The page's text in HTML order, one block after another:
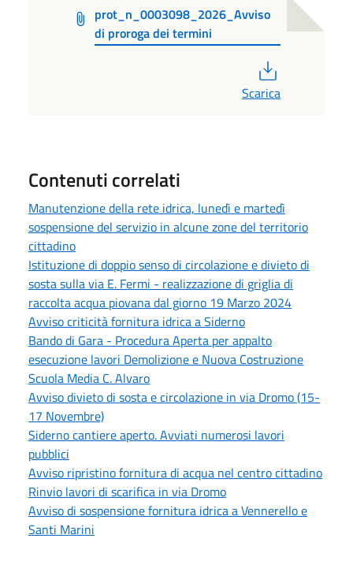
prot_n_0003098_2026_Avviso
di proroga dei termini
Scarica
Contenuti correlati
Manutenzione della rete idrica, lunedì e martedì
sospensione del servizio in alcune zone del territorio
cittadino
Istituzione di doppio senso di circolazione e divieto di
sosta sulla via E. Fermi - realizzazione di griglia di
raccolta acqua piovana dal giorno 19 Marzo 2024
Avviso criticità fornitura idrica a Siderno
Bando di Gara - Procedura Aperta per appalto
esecuzione lavori Demolizione e Nuova Costruzione
Scuola Media C. Alvaro
Avviso divieto di sosta e circolazione in via Dromo (15-
17 Novembre)
Siderno cantiere aperto. Avviati numerosi lavori
pubblici
Avviso ripristino fornitura di acqua nel centro cittadino
Rinvio lavori di scarifica in via Dromo
Avviso di sospensione fornitura idrica a Vennerello e
Santi Marini